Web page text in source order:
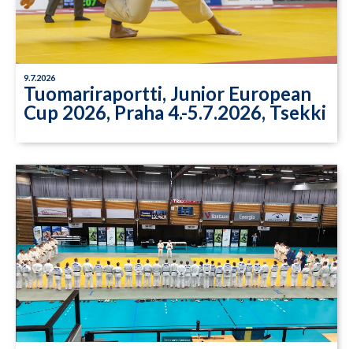
9.7.2026
Tuomariraportti, Junior European
Cup 2026, Praha 4.-5.7.2026, Tsekki